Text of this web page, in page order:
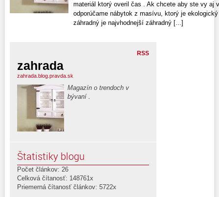
materiál ktorý overil čas . Ak chcete aby ste vy aj
odporúčame nábytok z masívu, ktorý je
záhradný je najvhodnejší záhradný [...]
RSS
zahrada
zahrada.blog.pravda.sk
Magazín o trendoch v
bývaní .
Štatistiky blogu
Počet článkov: 26
Celková čítanosť: 148761x
Priemerná čítanosť článkov: 5722x